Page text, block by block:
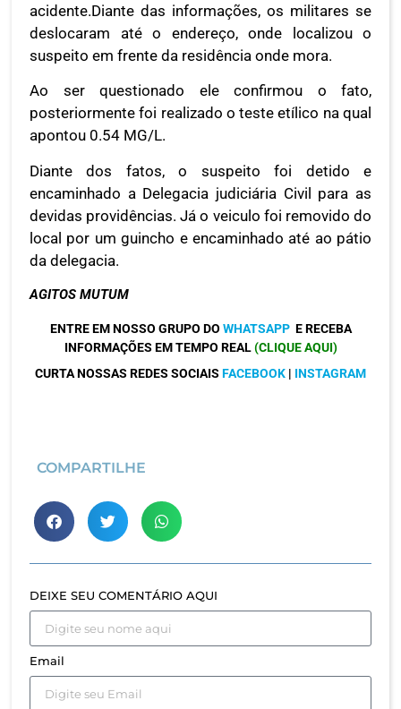
acidente.Diante das informações, os militares se
deslocaram até o endereço, onde localizou o
suspeito em frente da residência onde mora.
Ao ser questionado ele confirmou o fato,
posteriormente foi realizado o teste etílico na qual
apontou 0.54 MG/L.
Diante dos fatos, o suspeito foi detido e
encaminhado a Delegacia judiciária Civil para as
devidas providências. Já o veiculo foi removido do
local por um guincho e encaminhado até ao pátio
da delegacia.
AGITOS MUTUM
ENTRE EM NOSSO GRUPO DO WHATSAPP E RECEBA
INFORMAÇÕES EM TEMPO REAL(CLIQUE AQUI)
CURTA NOSSAS REDES SOCIAIS FACEBOOK | INSTAGRAM
COMPARTILHE
DEIXE SEU COMENTÁRIO AQUI
Email